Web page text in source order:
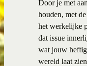
Door je met
houden, met
het werkelijke
dat issue
wat jouw
wereld laat